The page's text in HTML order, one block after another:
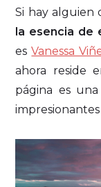
Si hay alguien
la esencia de
esVanessa
ahora reside
página es